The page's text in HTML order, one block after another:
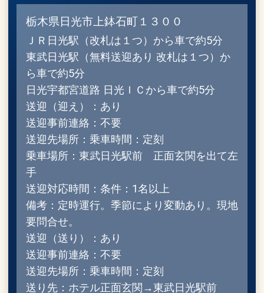
栃木県日光市上鉢石町１３００
ＪＲ日光駅（改札は１つ）から車で約5分
東武日光駅（無料送迎あり 改札は１つ）か
ら車で約5分
日光宇都宮道路 日光ＩＣから車で約5分
送迎（迎え）：あり
送迎事前連絡：不要
送迎先場所：乗車時間：定刻
乗車場所：東武日光駅前 正面玄関を出て左
手
送迎対応時間：条件：1名以上
備考：定時運行。季節により変動あり。現地
要問合せ。
送迎（送り）：あり
送迎事前連絡：不要
送迎先場所：乗車時間：定刻
送り先：ホテル正面玄関→東武日光駅前